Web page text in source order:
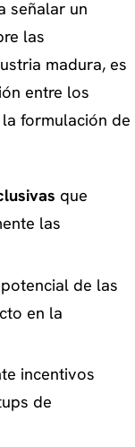
señalar un
las
madura, es
entre los
formulación de
que
las
de las
en la
incentivos
de